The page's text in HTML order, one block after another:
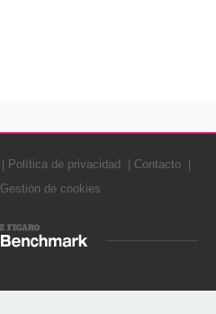
Política de privacidad
Contacto
Gestión de cookies